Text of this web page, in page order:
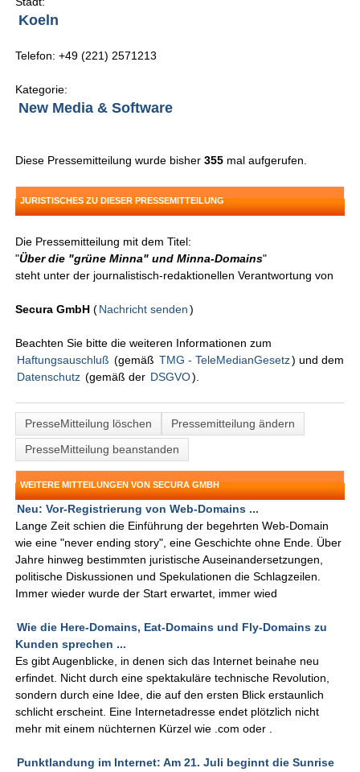
Koeln
Telefon: +49 (221) 2571213
Kategorie:
New Media & Software
Diese Pressemitteilung wurde bisher355 mal aufgerufen.
JURISTISCHES ZU DIESER PRESSEMITTEILUNG
Die Pressemitteilung mit dem Titel:
"Über die "grüne Minna" und Minna-Domains"
steht unter der journalistisch-redaktionellen Verantwortung von
Secura GmbH (Nachricht senden )
Beachten Sie bitte die weiteren Informationen zum
Haftungsauschluß (gemäß TMG - TeleMedianGesetz) und dem
Datenschutz (gemäß der DSGVO).
PresseMitteilung löschen
Pressemitteilung ändern
PresseMitteilung beanstanden
WEITERE MITTEILUNGEN VON SECURA GMBH
Neu: Vor-Registrierung von Web-Domains ...
Lange Zeit schien die Einführung der begehrten Web-Domain
wie eine "never ending story", eine Geschichte ohne Ende. Über
Jahre hinweg bestimmten juristische Auseinandersetzungen,
politische Diskussionen und Spekulationen die Schlagzeilen.
Immer wieder wurde der Start erwartet, immer wied
Wie die Here-Domains, Eat-Domains und Fly-Domains zu
Kunden sprechen ...
Es gibt Augenblicke, in denen sich das Internet beinahe neu
erfindet. Nicht durch eine spektakuläre technische Revolution,
sondern durch eine Idee, die auf den ersten Blick erstaunlich
schlicht erscheint. Eine Internetadresse endet plötzlich nicht
mehr mit einem nüchternen Kürzel wie .com oder .
Punktlandung im Internet: Am 21. Juli beginnt die Sunrise